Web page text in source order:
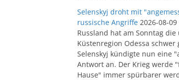
Selenskyj droht mit
russische Angriffe 2026-08-09
Russland hat am Sonntag die
Küstenregion Odessa
Selenskyj kündigte nun eine
Antwort an. Der Krieg werde
Hause" immer spürbarer